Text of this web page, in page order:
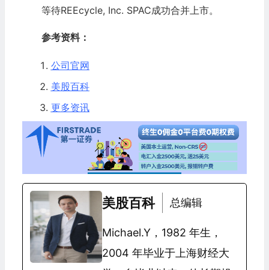
等待REEcycle, Inc. SPAC成功合并上市。
参考资料：
公司官网
美股百科
更多资讯
美股百科 总编辑
Michael.Y，1982 年生，
2004 年毕业于上海财经大